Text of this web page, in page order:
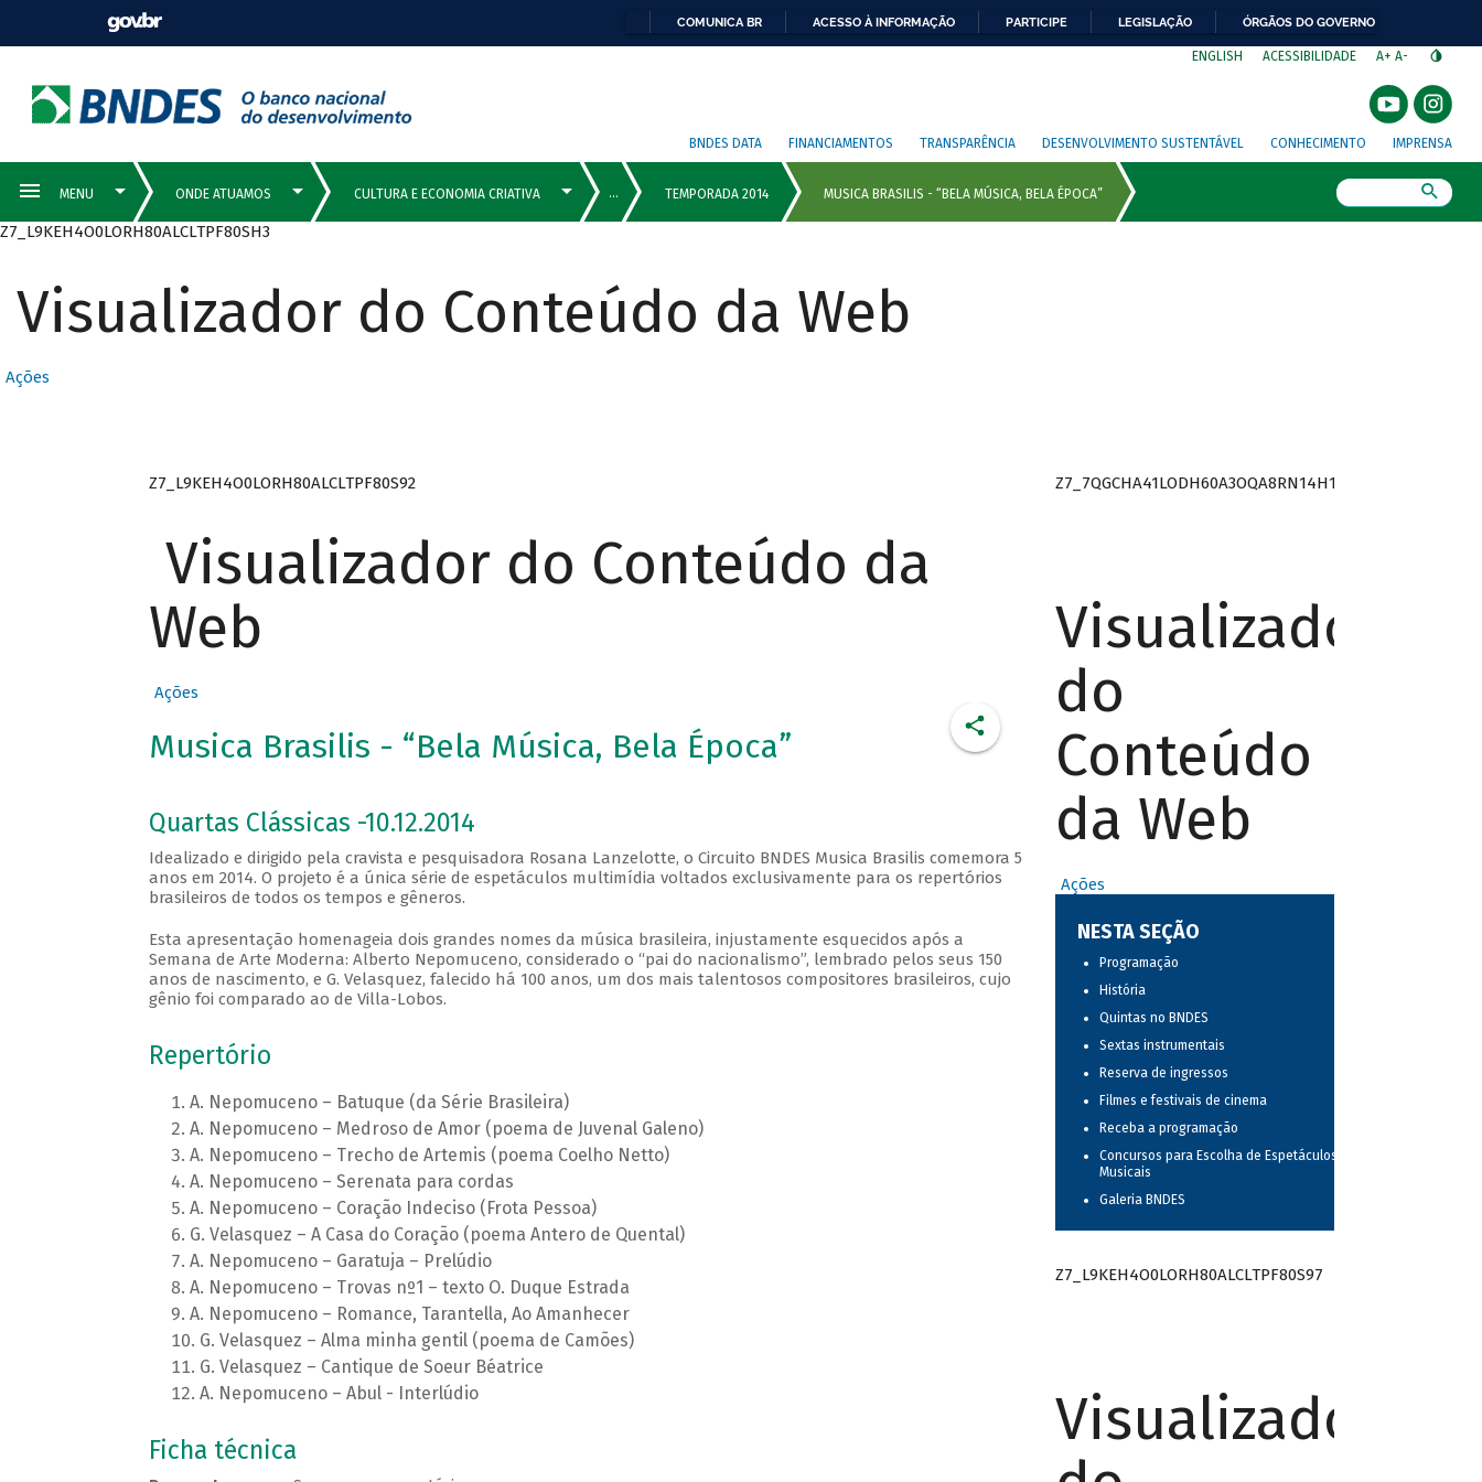
COMUNICA BR ACESSO À INFORMAÇÃO PARTICIPE LEGISLAÇÃO ÓRGÃOS DO GOVERNO
ENGLISH ACESSIBILIDADE A+ A-
BNDES DATA FINANCIAMENTOS TRANSPARÊNCIA DESENVOLVIMENTO SUSTENTÁVEL CONHECIMENTO IMPRENSA
Z7_L9KEH4O0LORH80ALCLTPF80SH3
Visualizador do Conteúdo da Web
Ações
Z7_L9KEH4O0LORH80ALCLTPF80S92
Visualizador do Conteúdo da
Web
Ações
Musica Brasilis - “Bela Música, Bela Época”
Quartas Clássicas -10.12.2014
Idealizado e dirigido pela cravista e pesquisadora Rosana Lanzelotte, o Circuito BNDES Musica Brasilis comemora 5
anos em 2014. O projeto é a única série de espetáculos multimídia voltados exclusivamente para os repertórios
brasileiros de todos os tempos e gêneros.
Esta apresentação homenageia dois grandes nomes da música brasileira, injustamente esquecidos após a
Semana de Arte Moderna: Alberto Nepomuceno, considerado o “pai do nacionalismo”, lembrado pelos seus 150
anos de nascimento, e G. Velasquez, falecido há 100 anos, um dos mais talentosos compositores brasileiros, cujo
gênio foi comparado ao de Villa-Lobos.
Repertório
A. Nepomuceno – Batuque (da Série Brasileira)
A. Nepomuceno – Medroso de Amor (poema de Juvenal Galeno)
A. Nepomuceno – Trecho de Artemis (poema Coelho Netto)
A. Nepomuceno – Serenata para cordas
A. Nepomuceno – Coração Indeciso (Frota Pessoa)
G. Velasquez – A Casa do Coração (poema Antero de Quental)
A. Nepomuceno – Garatuja – Prelúdio
A. Nepomuceno – Trovas nº1 – texto O. Duque Estrada
A. Nepomuceno – Romance, Tarantella, Ao Amanhecer
G. Velasquez – Alma minha gentil (poema de Camões)
G. Velasquez – Cantique de Soeur Béatrice
A. Nepomuceno – Abul - Interlúdio
Ficha técnica
Z7_7QGCHA41LODH60A3OQA8RN14H1
Visualizador
do
Conteúdo
da Web
Ações
NESTA SEÇÃO
Programação
História
Quintas no BNDES
Sextas instrumentais
Reserva de ingressos
Filmes e festivais de cinema
Receba a programação
Concursos para Escolha de Espetáculos
Musicais
Galeria BNDES
Z7_L9KEH4O0LORH80ALCLTPF80S97
Visualizador